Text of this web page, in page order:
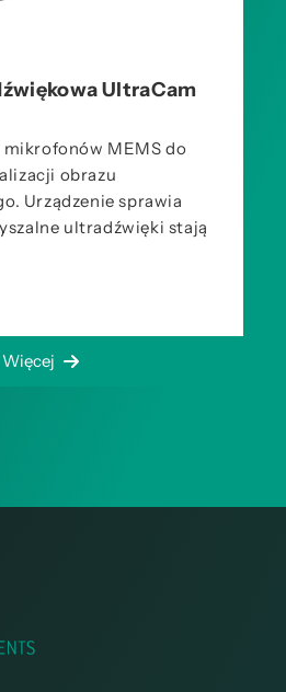
UltraCam
MEMS do
obrazu
Urządzenie sprawia
ultradźwięki stają
Więcej